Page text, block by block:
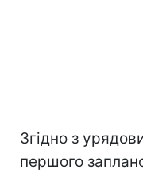
Згідно з
першого